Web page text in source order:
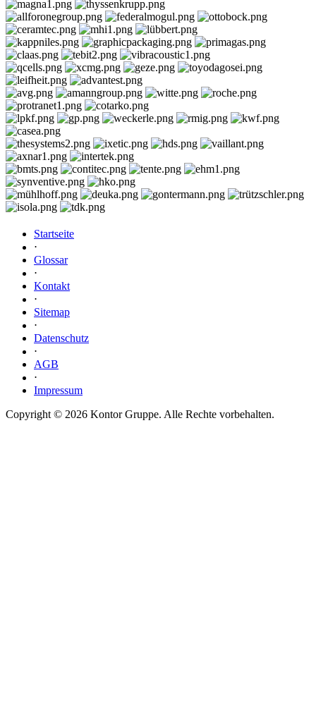
Startseite
⋅
Glossar
⋅
Kontakt
⋅
Sitemap
⋅
Datenschutz
⋅
AGB
⋅
Impressum
Copyright © 2026 Kontor Gruppe. Alle Rechte vorbehalten.